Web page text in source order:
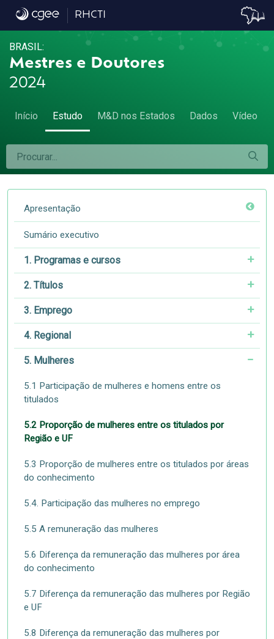
5.2 Proporção de mulheres entre os
RHCTI
BRASIL:
Mestres e Doutores
2024
Início Estudo M&D nos Estados Dados Vídeo
Apresentação
Sumário executivo
1. Programas e cursos
2. Títulos
3. Emprego
4. Regional
5. Mulheres
5.1 Participação de mulheres e homens entre os
titulados
5.2 Proporção de mulheres entre os titulados por
Região e UF
5.3 Proporção de mulheres entre os titulados por áreas
do conhecimento
5.4. Participação das mulheres no emprego
5.5 A remuneração das mulheres
5.6 Diferença da remuneração das mulheres por área
do conhecimento
5.7 Diferença da remuneração das mulheres por Região
e UF
5.8 Diferença da remuneração das mulheres por